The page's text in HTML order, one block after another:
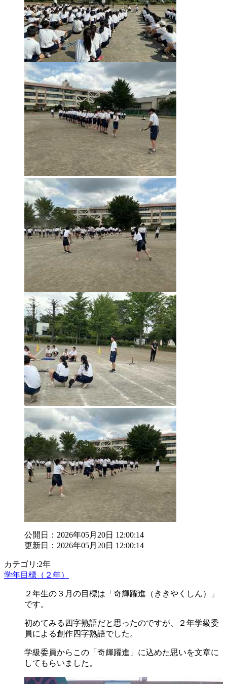
公開日：2026年05月20日 12:00:14
更新日：2026年05月20日 12:00:14
カテゴリ:2年
学年目標（２年）
２年生の３月の目標は「奇輝躍進（ききやくしん）」
です。
初めてみる四字熟語だと思ったのですが、２年学級委
員による創作四字熟語でした。
学級委員からこの「奇輝躍進」に込めた思いを文章に
してもらいました。